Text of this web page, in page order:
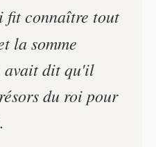
fit connaître tout
la somme
avait dit qu'il
du roi pour